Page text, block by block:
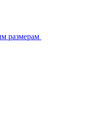
размерам